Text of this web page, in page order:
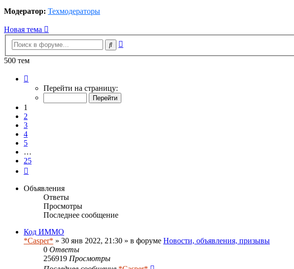
Модератор: Техмодераторы
Новая тема
Поиск
500 тем
Перейти на страницу:
1
2
3
4
5
…
25
Объявления
Ответы
Просмотры
Последнее сообщение
Код ИММО
*Casper* » 30 янв 2022, 21:30 » в форуме Новости, объявления, призывы
0 Ответы
256919 Просмотры